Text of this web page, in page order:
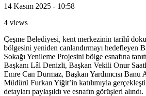
14 Kasım 2025 - 10:58
4 views
Çeşme Belediyesi, kent merkezinin tarihî
bölgesini yeniden canlandırmayı hedefleyen
Sokağı Yenileme Projesini bölge esnafına
Başkanı Lâl Denizli, Başkan Vekili Onur
Emre Can Durmaz, Başkan Yardımcısı Banu
Müdürü Furkan Yiğit’in katılımıyla
detayları paylaşıldı ve esnafın görüşleri alındı.